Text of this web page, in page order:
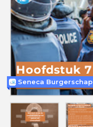
Seneca Burgerschap